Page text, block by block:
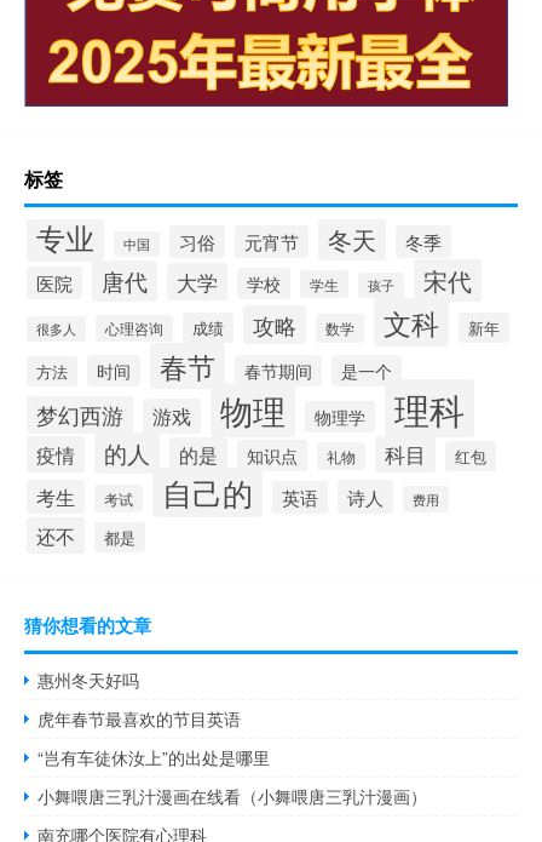
标签
专业 中国 习俗 元宵节 冬天
冬季
医院
唐代 大学 学校 学生 孩子 宋代
很多人 心理咨询 成绩 攻略 数学 文科
新年
方法
时间 春节 春节期间 是一个
梦幻西游 游戏 物理 物理学 理科
疫情 的人 的是 知识点 礼物 科目 红包
考生 考试 自己的 英语 诗人 费用
还不 都是
猜你想看的文章
惠州冬天好吗
虎年春节最喜欢的节目英语
“岂有车徒休汝上”的出处是哪里
小舞喂唐三乳汁漫画在线看（小舞喂唐三乳汁漫画）
南充哪个医院有心理科